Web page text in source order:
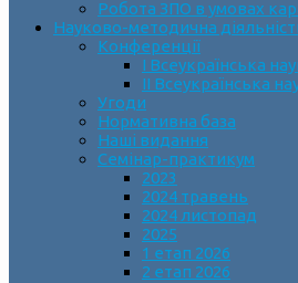
Робота ЗПО в умовах
Науково-методична
Конференції
І Всеукраїнська
ІІ Всеукраїнська
Угоди
Нормативна база
Наші видання
Семінар-практикум
2023
2024 травень
2024 листопад
2025
1 етап 2026
2 етап 2026